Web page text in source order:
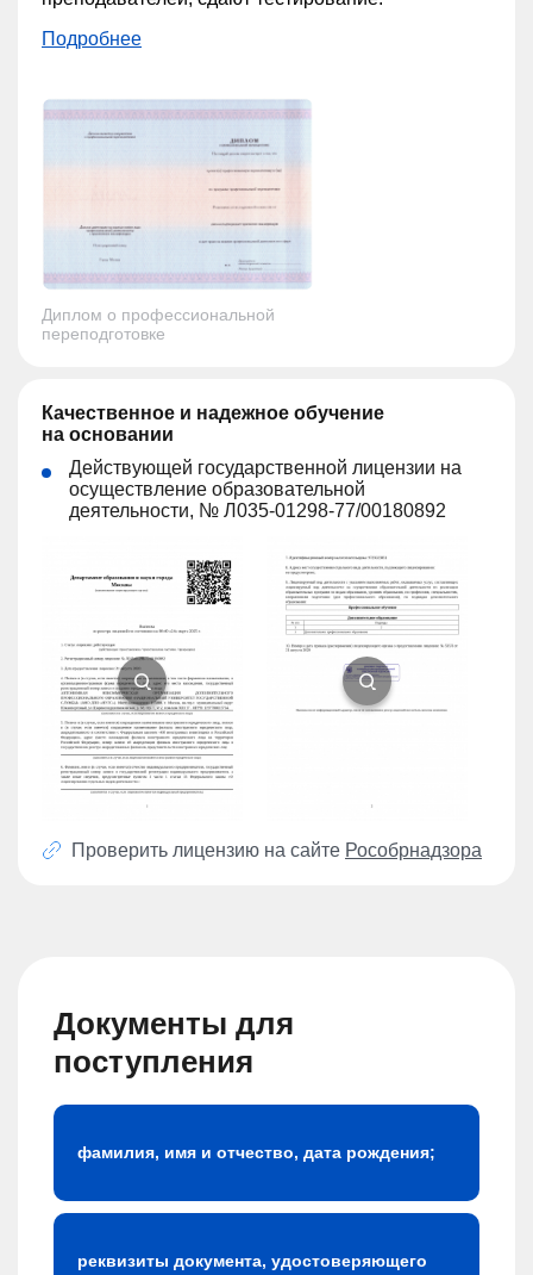
Подробнее
Диплом о профессиональной
переподготовке
Качественное и надежное обучение
на основании
Действующей государственной лицензии на
осуществление образовательной
деятельности, № Л035-01298-77/00180892
Проверить лицензию на сайте Рособрнадзора
Документы для
поступления
фамилия, имя и отчество, дата рождения;
реквизиты документа, удостоверяющего